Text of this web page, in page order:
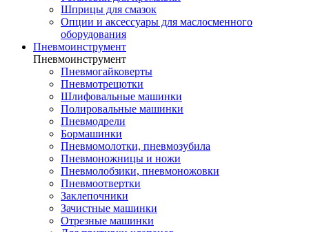
Шприцы для смазок
Опции и аксессуары для маслосменного
оборудования
Пневмоинструмент
Пневмоинструмент
Пневмогайковерты
Пневмотрещотки
Шлифовальные машинки
Полировальные машинки
Пневмодрели
Бормашинки
Пневмомолотки, пневмозубила
Пневмоножницы и ножи
Пневмолобзики, пневмоножовки
Пневмоотвертки
Заклепочники
Зачистные машинки
Отрезные машинки